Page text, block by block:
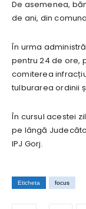
De asemenea,
de ani, din
În urma
pentru 24 de ore,
comiterea
tulburarea ordinii
În cursul acestei
pe lângă
IPJ Gorj.
Eticheta focus